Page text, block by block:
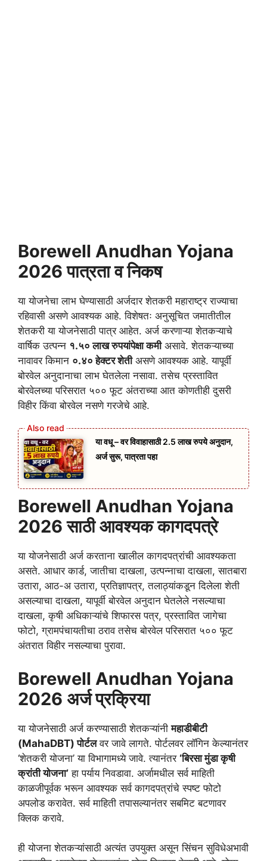
Borewell Anudhan Yojana
2026 पात्रता व निकष
या योजनेचा लाभ घेण्यासाठी अर्जदार शेतकरी महाराष्ट्र राज्याचा
रहिवासी असणे आवश्यक आहे. विशेषतः अनुसूचित जमातीतील
शेतकरी या योजनेसाठी पात्र आहेत. अर्ज करणाऱ्या शेतकऱ्याचे
वार्षिक उत्पन्न १.५० लाख रुपयांपेक्षा कमीअसावे. शेतकऱ्याच्या
नावावर किमान ०.४० हेक्टर शेतीअसणे आवश्यक आहे. यापूर्वी
बोरवेल अनुदानाचा लाभ घेतलेला नसावा. तसेच प्रस्तावित
बोरवेलच्या परिसरात ५०० फूट अंतराच्या आत कोणतीही दुसरी
विहीर किंवा बोरवेल नसणे गरजेचे आहे.
या वधू – वर विवाहासाठी 2.5 लाख रुपये अनुदान,
अर्ज सुरू, पात्रता पहा
Borewell Anudhan Yojana
2026 साठी आवश्यक कागदपत्रे
या योजनेसाठी अर्ज करताना खालील कागदपत्रांची आवश्यकता
असते. आधार कार्ड, जातीचा दाखला, उत्पन्नाचा दाखला, सातबारा
उतारा, आठ-अ उतारा, प्रतिज्ञापत्र, तलाठ्यांकडून दिलेला शेती
असल्याचा दाखला, यापूर्वी बोरवेल अनुदान घेतलेले नसल्याचा
दाखला, कृषी अधिकाऱ्यांचे शिफारस पत्र, प्रस्तावित जागेचा
फोटो, ग्रामपंचायतीचा ठराव तसेच बोरवेल परिसरात ५०० फूट
अंतरात विहीर नसल्याचा पुरावा.
Borewell Anudhan Yojana
2026 अर्ज प्रक्रिया
या योजनेसाठी अर्ज करण्यासाठी शेतकऱ्यांनीमहाडीबीटी
(MahaDBT) पोर्टलवर जावे लागते. पोर्टलवर लॉगिन केल्यानंतर
‘शेतकरी योजना’ या विभागामध्ये जावे. त्यानंतर ‘बिरसा मुंडा कृषी
क्रांती योजना’ हा पर्याय निवडावा. अर्जामधील सर्व माहिती
काळजीपूर्वक भरून आवश्यक सर्व कागदपत्रांचे स्पष्ट फोटो
अपलोड करावेत. सर्व माहिती तपासल्यानंतर सबमिट बटणावर
क्लिक करावे.
ही योजना शेतकऱ्यांसाठी अत्यंत उपयुक्त असून सिंचन सुविधेअभावी